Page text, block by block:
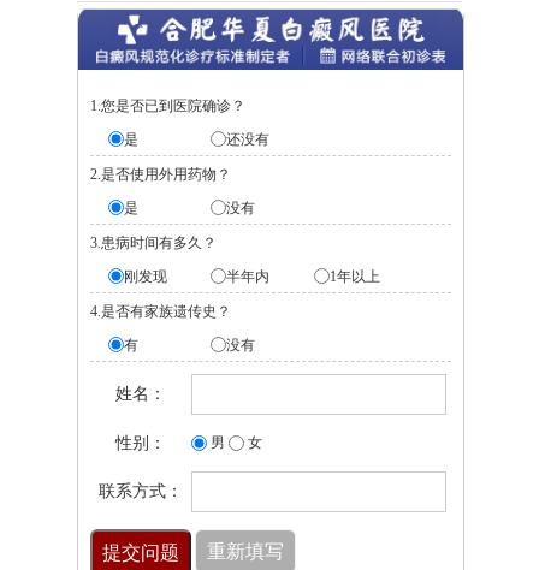
1.您是否已到医院确诊？
是
还没有
2.是否使用外用药物？
是
没有
3.患病时间有多久？
刚发现
半年内 1年以上
4.是否有家族遗传史？
有
没有
姓名：
性别： 男 女
联系方式：